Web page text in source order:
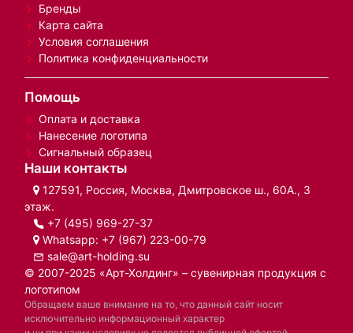
Бренды
Карта сайта
Условия соглашения
Политика конфиденциальности
Помощь
Оплата и доставка
Нанесение логотипа
Сигнальный образец
Наши контакты
127591, Россия, Москва, Дмитровское ш., 60А., 3
этаж.
+7 (495) 969-27-37
Whatsapp: +7 (967) 223-00-79
sale@art-holding.su
© 2007-2025 «Арт-Холдинг» – сувенирная продукция с
логотипом
Обращаем ваше внимание на то, что данный сайт носит
исключительно информационный характер